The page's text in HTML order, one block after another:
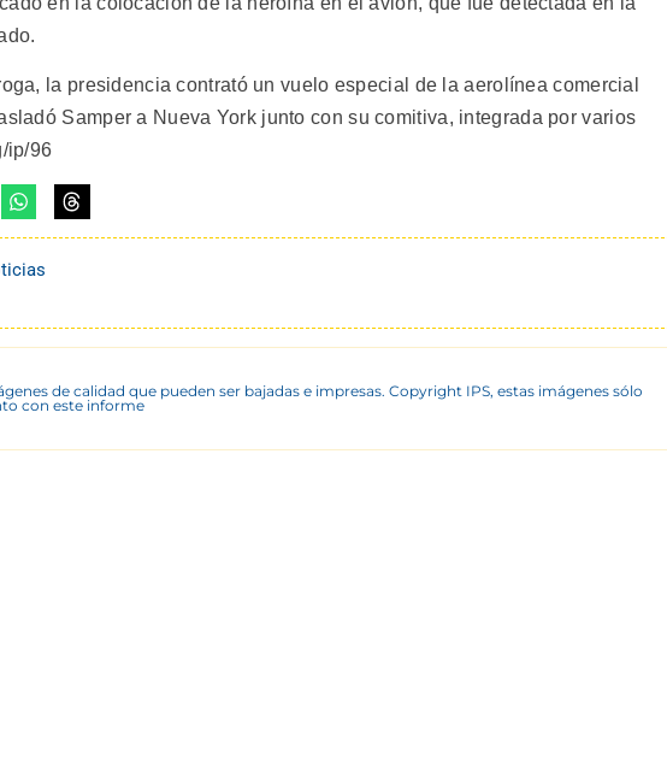
la presidencia contrató un vuelo especial de la aerolínea comercial
Samper a Nueva York junto con su comitiva, integrada por varios
ip/96
de calidad que pueden ser bajadas e impresas. Copyright IPS, estas imágenes sólo
con este informe